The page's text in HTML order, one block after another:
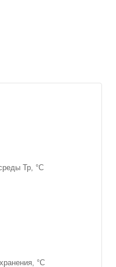
Тр, °С
°С